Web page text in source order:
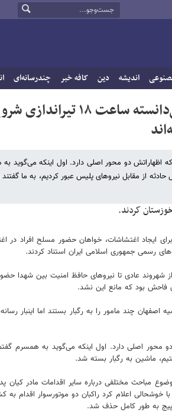
اندیشه دین کافه خبر چندرسانه‌ای
«تسنیم» مادر «کیان» را روی صندلی اتهام نشاند / او از کجا می‌دانسته ساعت ۱۸
اظهاراتش دو محور اصلی دارد. اول اینکه می‌گوید
حادثه از مقابل نیروهای پلیس عبور کردیم، به ما گفتند
ایجاد اغتشاشات، خواهان حضور مسلح افراد در
رسمی جمهوری اسلامی ایران استناد کردند.
عادی تا نیروهای حافظ امنیت بین شهدا حضور
فاحش بود که مانع این نشد.
چند مامور را به رگبار بستند اما اینبار
ماشین به رگبار بسته شد.
می‌دانسته ساعت ۱۸ تیراندازی شروع می‌شود! همین موضوع مباحث مختلفی
خوشحالی اعلام کرد راکبان دو موتورسوار
پیج به طور کامل حذف شد.